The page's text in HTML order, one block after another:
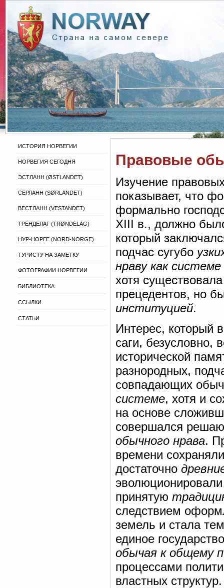
ИСТОРИЯ НОРВЕГИИ
НОРВЕГИЯ СЕГОДНЯ
ЭСТЛАНН (ØSTLANDET)
СЁРЛАНН (SØRLANDET)
ВЕСТЛАНН (VESTANDET)
ТРЁНДЕЛАГ (TRØNDELAG)
НУР-НОРГЕ (NORD-NORGE)
ТУРИСТУ НА ЗАМЕТКУ
ФОТОГРАФИИ НОРВЕГИИ
БИБЛИОТЕКА
ССЫЛКИ
СТАТЬИ
Правовые
Изучение
показывает, что
формально
XIII в., должно
который
подчас сугубо
нраву как
хотя
прецедентов, но
институцией.
Интерес, который
саги, безусловно,
исторической
разнородных,
совпадающих
системе, хотя и
на основе
совершался
обычного нрава.
времени
достаточно
принятую
следствием
земель и стала
единое
обычая к общему
процессами
властных структур.